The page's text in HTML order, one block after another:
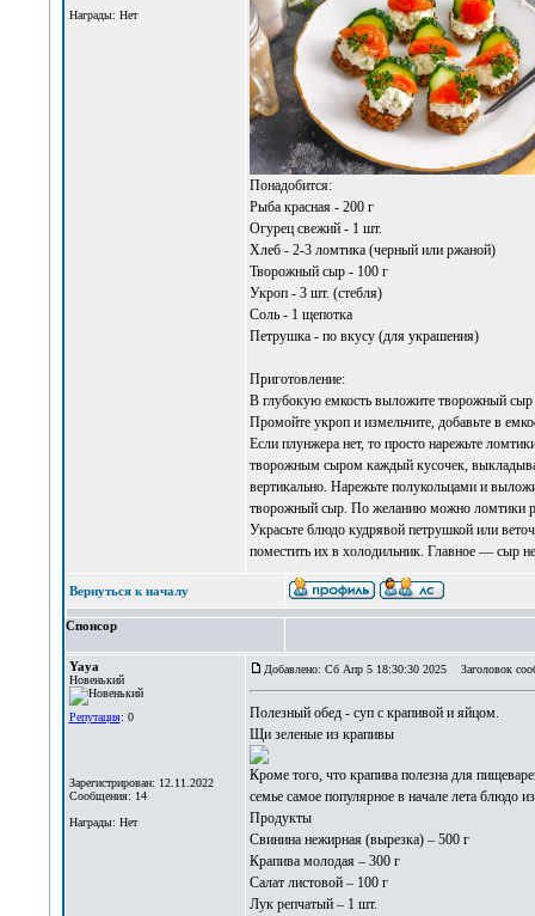
Награды: Нет
Понадобится:
Рыба красная - 200 г
Огурец свежий - 1 шт.
Хлеб - 2-3 ломтика (черный или ржаной)
Творожный сыр - 100 г
Укроп - 3 шт. (стебля)
Соль - 1 щепотка
Петрушка - по вкусу (для украшения)
Приготовление:
В глубокую емкость выложите творожный сыр
Промойте укроп и измельчите, добавьте в
Если плунжера нет, то просто нарежьте
творожным сыром каждый кусочек,
вертикально. Нарежьте полукольцами и
творожный сыр. По желанию можно ломтики
Украсьте блюдо кудрявой петрушкой или
поместить их в холодильник. Главное — сыр
Вернуться к началу
Спонсор
Yaya
Новенький
Репутация: 0
Зарегистрирован: 12.11.2022
Сообщения: 14
Награды: Нет
Добавлено: Сб Апр 5 18:30:30 2025 Заголовок
Полезный обед - суп с крапивой и яйцом.
Щи зеленые из крапивы
Кроме того, что крапива полезна для
семье самое популярное в начале лета блюдо
Продукты
Свинина нежирная (вырезка) – 500 г
Крапива молодая – 300 г
Салат листовой – 100 г
Лук репчатый – 1 шт.